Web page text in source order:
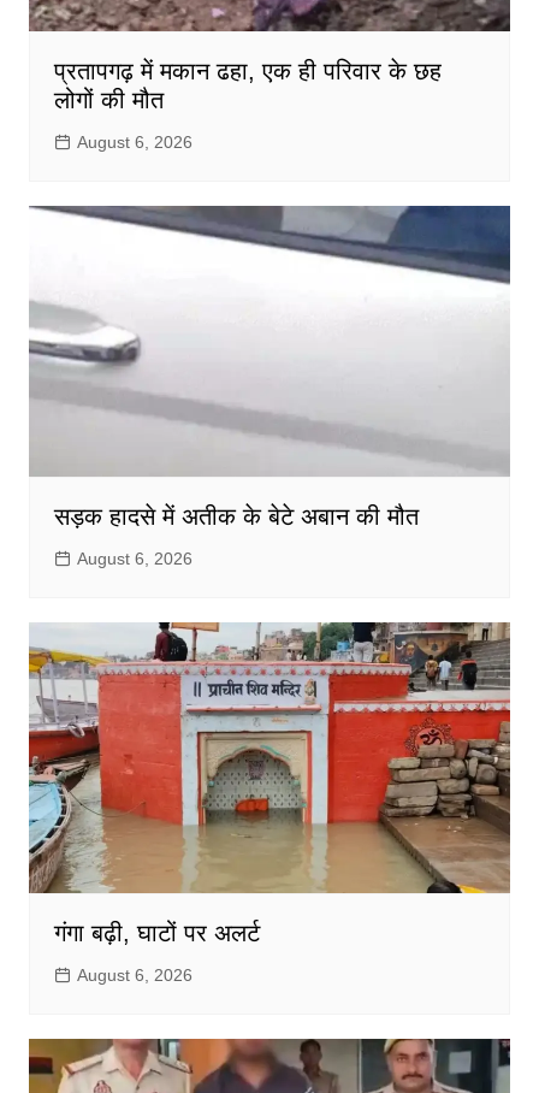
प्रतापगढ़ में मकान ढहा, एक ही परिवार के छह
लोगों की मौत
August 6, 2026
सड़क हादसे में अतीक के बेटे अबान की मौत
August 6, 2026
गंगा बढ़ी, घाटों पर अलर्ट
August 6, 2026